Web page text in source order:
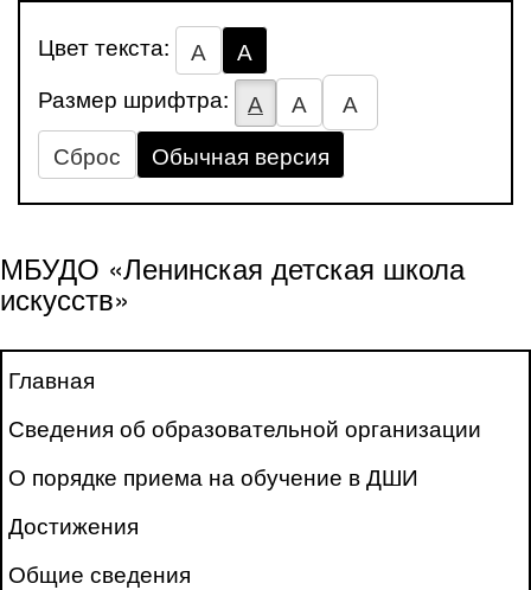
Цвет текста: А
А
Размер шрифтра:
А А
А
Сброс
Обычная версия
МБУДО «Ленинская детская школа
искусств»
Главная
Сведения об образовательной организации
О порядке приема на обучение в ДШИ
Достижения
Общие сведения